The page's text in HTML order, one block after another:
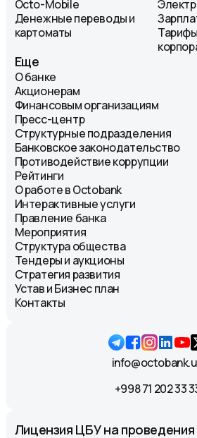
Octo-Mobile
Денежные переводы и
картоматы
Еще
О банке
Акционерам
Финансовым организациям
Пресс-центр
Структурные подразделения
Банковское законодательство
Противодействие коррупции
Рейтинги
О работе в Octobank
Интерактивные услуги
Правление банка
Мероприятия
Структура общества
Тендеры и аукционы
Стратегия развития
Устав и Бизнес план
Контакты
+998 71 202 33
Лицензия ЦБУ на проведения